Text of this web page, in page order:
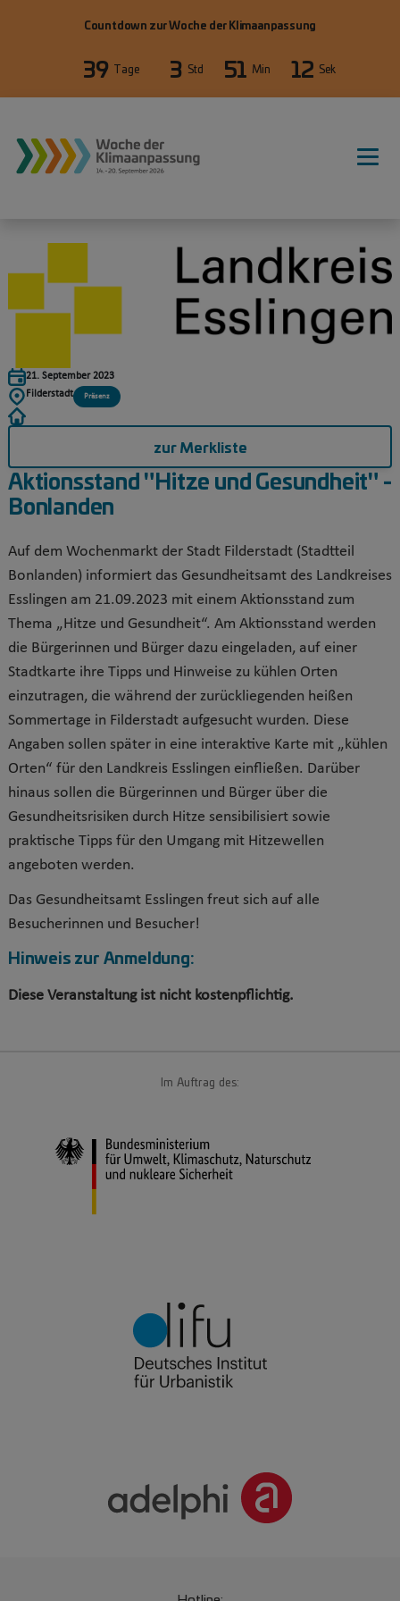
Countdown zur Woche der Klimaanpassung
39 Tage 3 Std 51 Min 12 Sek
Aktionsstand "Hitze und Gesundheit" -
Bonlanden
Auf dem Wochenmarkt der Stadt Filderstadt (Stadtteil
Bonlanden) informiert das Gesundheitsamt des Landkreises
Esslingen am 21.09.2023 mit einem Aktionsstand zum
Thema „Hitze und Gesundheit“. Am Aktionsstand werden
die Bürgerinnen und Bürger dazu eingeladen, auf einer
Stadtkarte ihre Tipps und Hinweise zu kühlen Orten
einzutragen, die während der zurückliegenden heißen
Sommertage in Filderstadt aufgesucht wurden. Diese
Angaben sollen später in eine interaktive Karte mit „kühlen
Orten“ für den Landkreis Esslingen einfließen. Darüber
hinaus sollen die Bürgerinnen und Bürger über die
Gesundheitsrisiken durch Hitze sensibilisiert sowie
praktische Tipps für den Umgang mit Hitzewellen
angeboten werden.
Das Gesundheitsamt Esslingen freut sich auf alle
Besucherinnen und Besucher!
Hinweis zur Anmeldung:
Diese Veranstaltung ist nicht kostenpflichtig.
21. September 2023
Filderstadt
Präsenz
zur Merkliste
Im Auftrag des: